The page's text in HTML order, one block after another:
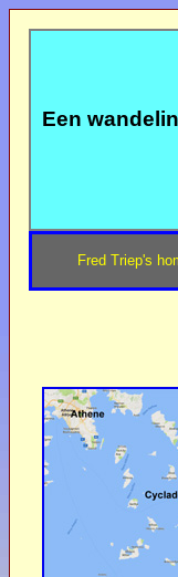
Een
Fred Triep's